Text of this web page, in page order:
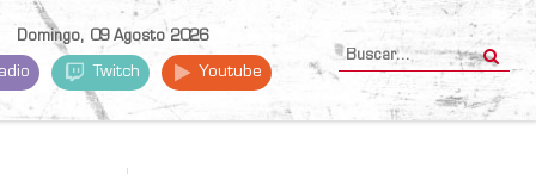
Domingo, 09 Agosto 2026
Twitch Youtube